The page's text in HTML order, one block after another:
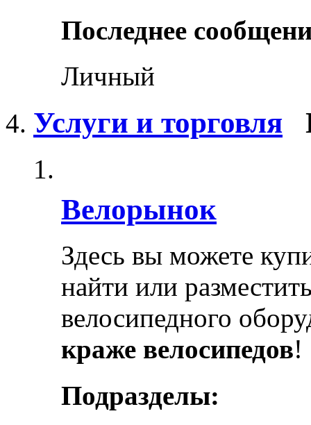
Последнее
Личный
Услуги и торговля
Велорынок
Здесь вы можете
найти или
велосипедного
краже велосипедов!
Подразделы: